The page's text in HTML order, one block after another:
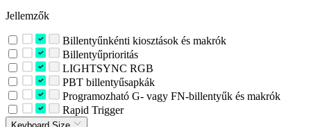
Jellemzők
Billentyűnkénti kiosztások és makrók
Billentyűprioritás
LIGHTSYNC RGB
PBT billentyűsapkák
Programozható G- vagy FN-billentyűk és makrók
Rapid Trigger